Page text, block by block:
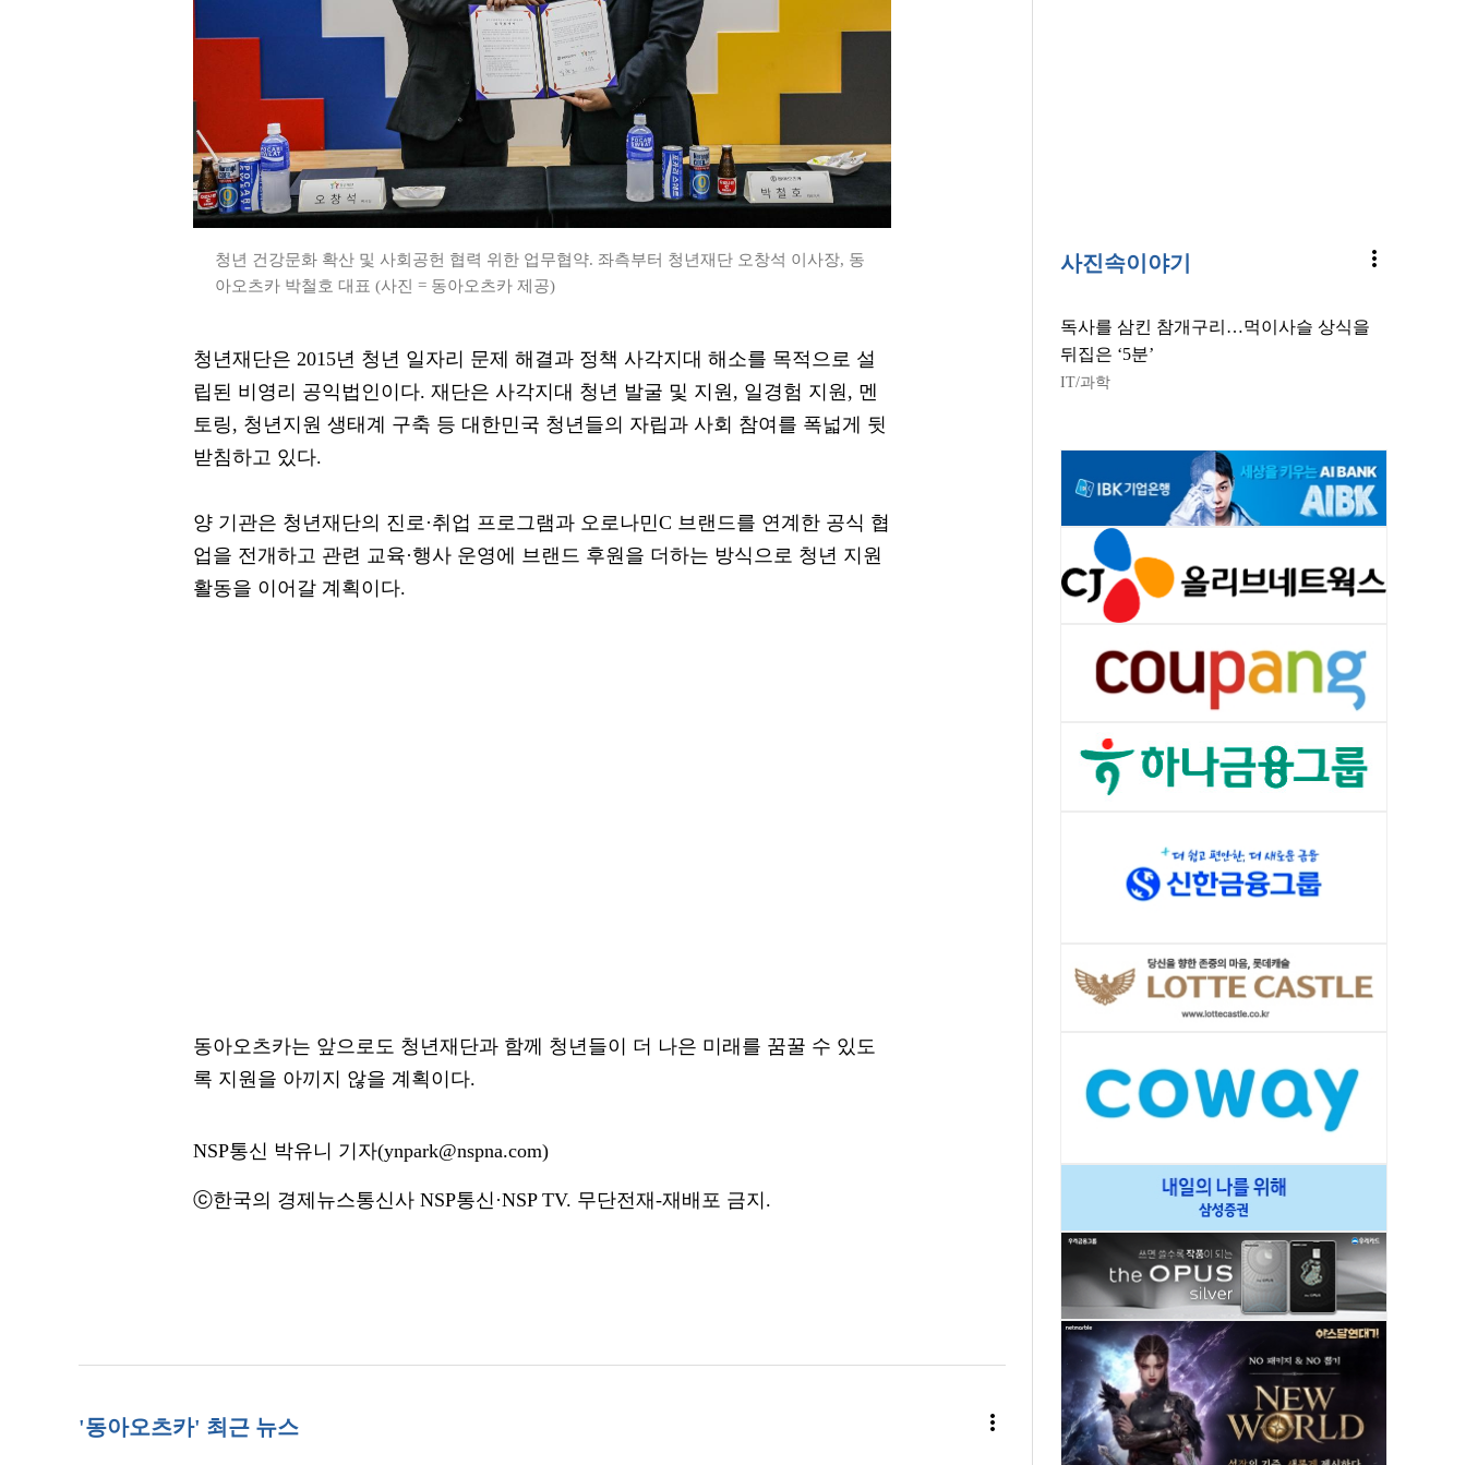
청년 건강문화 확산 및 사회공헌 협력 위한 업무협약. 좌측부터 청년재단 오창석 이사장, 동
아오츠카 박철호 대표 (사진 = 동아오츠카 제공)
청년재단은 2015년 청년 일자리 문제 해결과 정책 사각지대 해소를 목적으로 설
립된 비영리 공익법인이다. 재단은 사각지대 청년 발굴 및 지원, 일경험 지원, 멘
토링, 청년지원 생태계 구축 등 대한민국 청년들의 자립과 사회 참여를 폭넓게 뒷
받침하고 있다.
양 기관은 청년재단의 진로·취업 프로그램과 오로나민C 브랜드를 연계한 공식 협
업을 전개하고 관련 교육·행사 운영에 브랜드 후원을 더하는 방식으로 청년 지원
활동을 이어갈 계획이다.
동아오츠카는 앞으로도 청년재단과 함께 청년들이 더 나은 미래를 꿈꿀 수 있도
록 지원을 아끼지 않을 계획이다.
NSP통신 박유니 기자(ynpark@nspna.com)
ⓒ한국의 경제뉴스통신사 NSP통신·NSP TV. 무단전재-재배포 금지.
'동아오츠카' 최근 뉴스 more_vert
사진속이야기 more_vert
독사를 삼킨 참개구리…먹이사슬 상식을
뒤집은 ‘5분’
IT/과학